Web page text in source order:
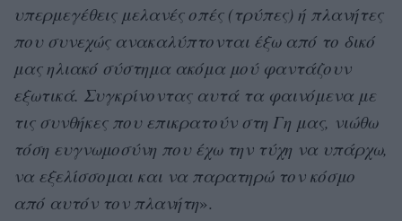
υπερμεγέθεις μελανές οπές (τρύπες) ή πλανήτες
που συνεχώς ανακαλύπτονται έξω από το δικό
μας ηλιακό σύστημα ακόμα μού φαντάζουν
εξωτικά. Συγκρίνοντας αυτά τα φαινόμενα με
τις συνθήκες που επικρατούν στη Γη μας, νιώθω
τόση ευγνωμοσύνη που έχω την τύχη να υπάρχω,
να εξελίσσομαι και να παρατηρώ τον κόσμο
από αυτόν τον πλανήτη».